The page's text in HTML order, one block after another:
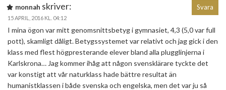
monnah skriver:
15 APRIL, 2016 KL. 04:12
I mina ögon var mitt genomsnittsbetyg i gymnasiet, 4,3 (5,0 var full
pott), skamligt dåligt. Betygssystemet var relativt och jag gick i den
klass med flest högpresterande elever bland alla plugglinjerna i
Karlskrona… Jag kommer ihåg att någon svensklärare tyckte det
var konstigt att vår naturklass hade bättre resultat än
humanistklassen i både svenska och engelska, men det var ju så
Svara